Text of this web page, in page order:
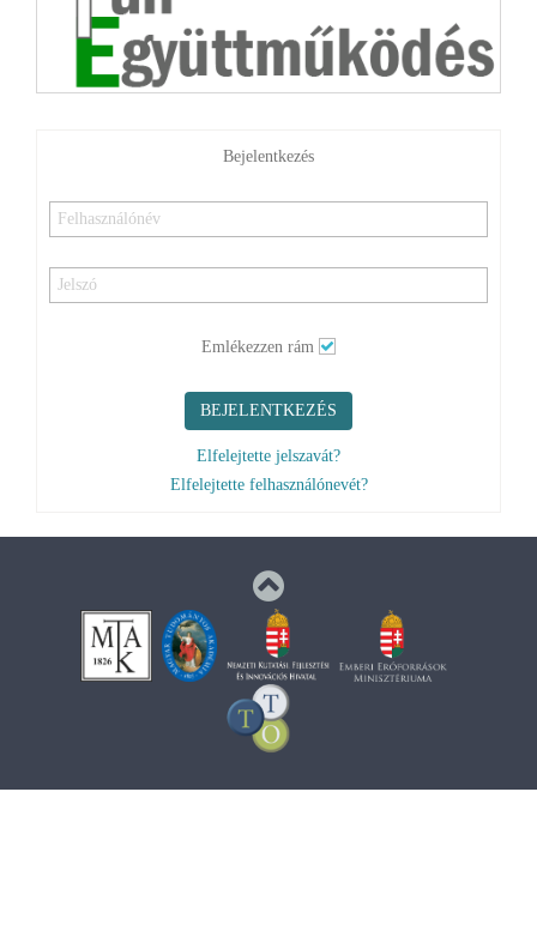
Bejelentkezés
Emlékezzen rám
BEJELENTKEZÉS
Elfelejtette jelszavát?
Elfelejtette felhasználónevét?